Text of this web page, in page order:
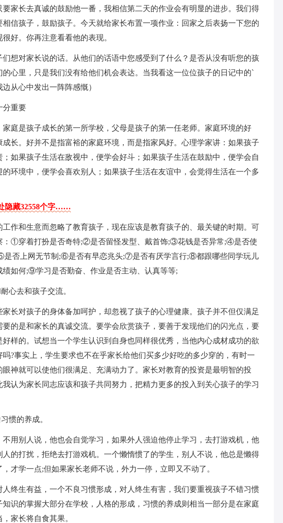
要家长去真诚的鼓励他一番，我相信第二天的作业会有明显的进步。我们得
信孩子，鼓励孩子。今天就给家长布置一项作业：回家之后表扬一下您的
好。你再注意看看他的表现。
们想对家长说的话。从他们的话语中您感受到了什么？是否从没有听您的孩
心里，只是我们没有给他们机会表达。当我看这一位位孩子的日记中的`
从心中发出一阵阵感慨）
分重要
庭是孩子成长的第一所学校，父母是孩子的第一任老师。家庭环境的好
长。好并不是指富裕的家庭环境，而是指家风好。心理学家讲：如果孩子
如果孩子生活在敌视中，便学会好斗；如果孩子生活在鼓励中，便学会自
环境中，便学会喜欢别人；如果孩子生活在友谊中，会觉得生活在一个多
藏32558个字……
作和生意而忽略了教育孩子，现在应该是教育孩子的、最关键的时期。可
：①穿着打扮是否奇特;②是否留怪发型、戴首饰;③花钱是否异常;④是否使
是否上网无节制;⑥是否有早恋兆头;⑦是否有厌学言行;⑧都跟哪些同学玩儿
绩如何;⑨学习是否勤奋、作业是否主动、认真等等;
心去和孩子交流。
长对孩子的身体备加呵护，却忽视了孩子的心理健康。孩子并不但仅满足
的是和家长的真诚交流。要学会欣赏孩子，要善于发现他们的闪光点，要
样的。试想当一个学生认识到自身也同样很优秀，当他内心成材成功的欲
?事实上，学生要求也不在乎家长给他们买多少好吃的多少穿的，有时一
神就可以使他们很满足、充满动力了。家长对教育的投资是最明智的投
认为家长同志应该和孩子共同努力，把精力更多的投入到关心孩子的学习
惯的养成。
用别人说，他也会自觉学习，如果外人强迫他停止学习，去打游戏机，他
的打扰，拒绝去打游戏机。一个懒惰惯了的学生，别人不说，他总是懒得
才学一点;但如果家长老师不说，外力一停，立即又不动了。
终生有益，一个不良习惯形成，对人终生有害，我们要重视孩子不错习惯
识的掌握大部分在学校，人格的形成，习惯的养成则相当一部分是在家庭
家长将自食其果。